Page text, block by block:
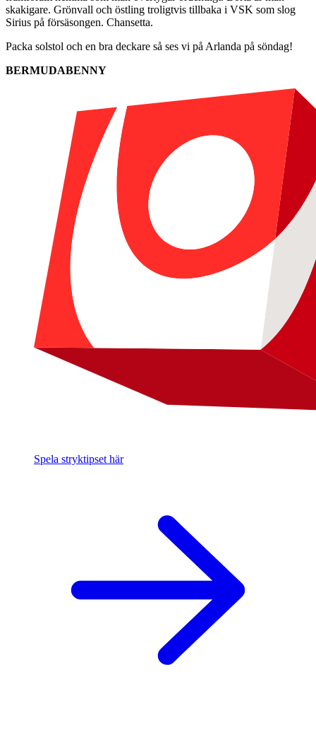
skakigare. Grönvall och östling troligtvis tillbaka i VSK som slog
Sirius på försäsongen. Chansetta.
Packa solstol och en bra deckare så ses vi på Arlanda på söndag!
BERMUDABENNY
Spela stryktipset här